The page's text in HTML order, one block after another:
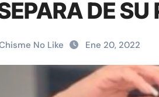
DE SU
No Like Ene 20, 2022